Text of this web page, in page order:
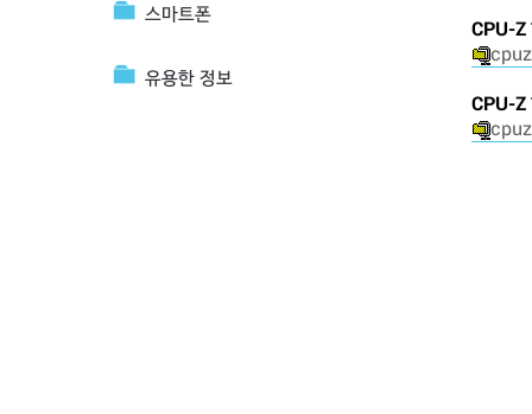
스마트폰
유용한 정보
CPU-Z
CPU-Z